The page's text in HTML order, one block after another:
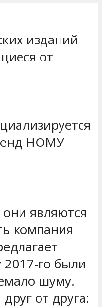
изданий
от
НОМУ
являются
компания
го были
шуму.
от друга: